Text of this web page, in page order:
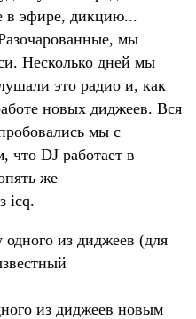
в эфире, дикцию...
мы
Несколько дней мы
это радио и, как
новых диджеев. Вся
мы с
что DJ работает в
же
icq.
одного из диджеев (для
из диджеев новым